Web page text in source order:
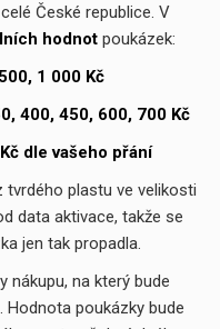
České republice. V
hodnot poukázek:
1 000 Kč
400, 450, 600, 700 Kč
dle vašeho přání
plastu ve velikosti
data aktivace, takže se
jen tak propadla.
nákupu, na který bude
Hodnota poukázky bude